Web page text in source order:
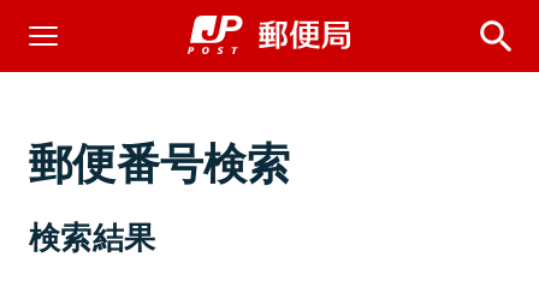
郵便番号検索
検索結果